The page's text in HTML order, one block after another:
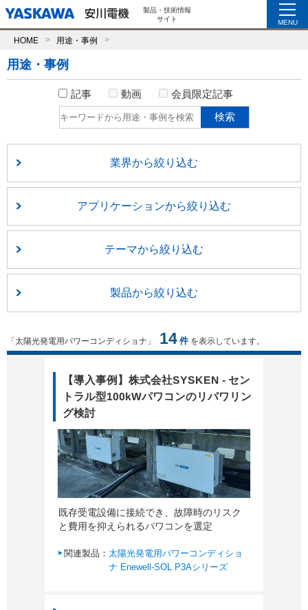
製品・技術情報
サイト
MENU
HOME 用途・事例
用途・事例
記事 動画 会員限定記事
業界から絞り込む
アプリケーションから絞り込む
テーマから絞り込む
製品から絞り込む
「太陽光発電用パワーコンディショナ」 14 件 を表示しています。
【導入事例】株式会社SYSKEN - セン
トラル型100kWパワコンのリパワリン
グ検討
既存受電設備に接続でき、故障時のリスク
と費用を抑えられるパワコンを選定
関連製品： 太陽光発電用パワーコンディショ
ナ Enewell-SOL P3Aシリーズ